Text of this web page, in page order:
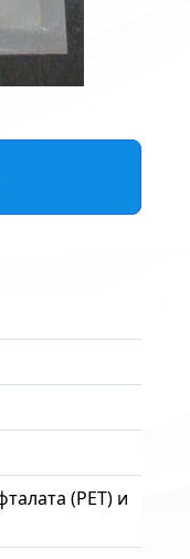
(PET) и